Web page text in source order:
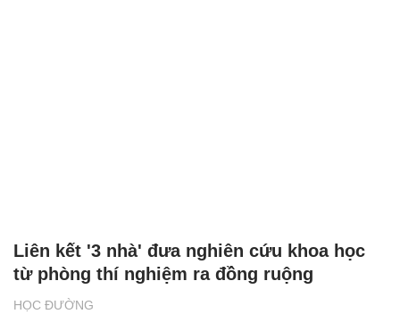
HỌC ĐƯỜNG
Liên kết '3 nhà' đưa nghiên cứu khoa học
từ phòng thí nghiệm ra đồng ruộng